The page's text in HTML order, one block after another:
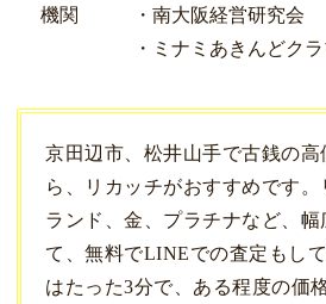
機関
・南大阪経営研究会
・ミナミあきんどク
京田辺市、松井山手で古銭の
ら、リカッチがおすすめです
ランド、金、プラチナなど、幅
て、無料でLINEでの査定もし
はたった3分で、ある程度の価